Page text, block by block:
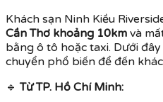
Khách sạn Ninh Kiều
Cần Thơ khoảng 10km và
bằng ô tô hoặc taxi. Dưới
chuyển phổ biến để đến
🔹Từ TP. Hồ Chí Minh: